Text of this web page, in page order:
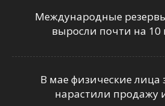
Международные
выросли почти на 10
В мае физические лица
нарастили продажу